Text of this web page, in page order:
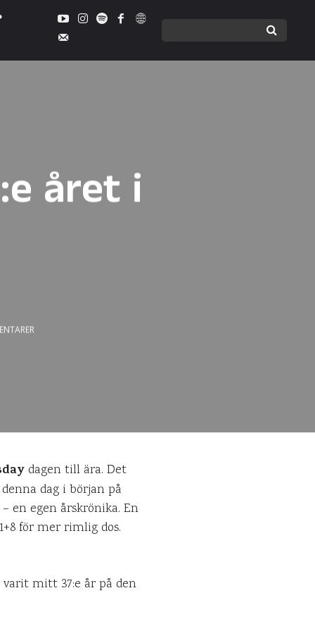
året i
dagen till ära. Det
dag i början på
en egen årskrönika. En
för mer rimlig dos.
mitt 37:e år på den